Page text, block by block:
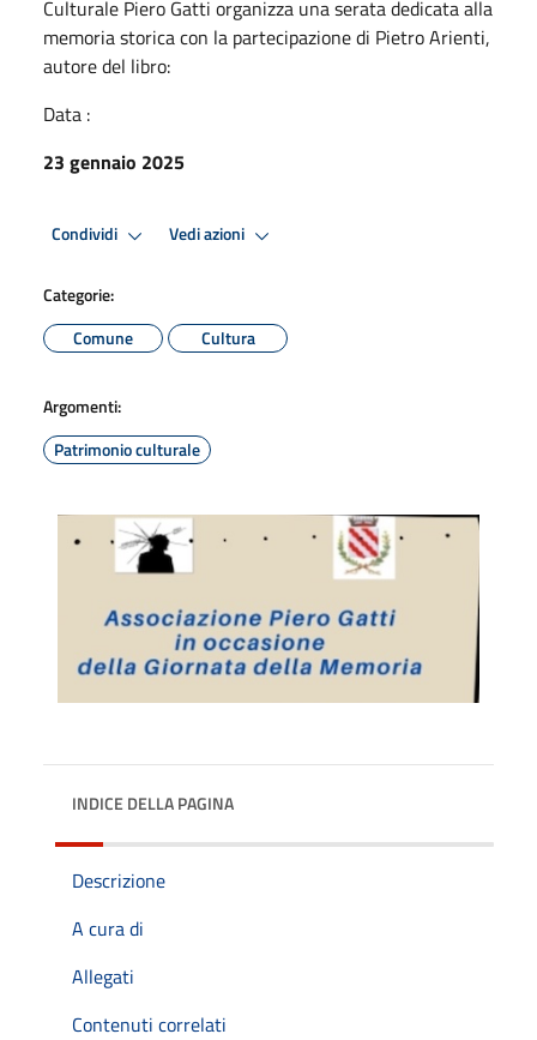
Culturale Piero Gatti organizza una serata dedicata alla
memoria storica con la partecipazione di Pietro Arienti,
autore del libro:
Data :
23 gennaio 2025
Condividi Vedi azioni
Categorie:
Comune
Cultura
Argomenti:
Patrimonio culturale
INDICE DELLA PAGINA
Descrizione
A cura di
Allegati
Contenuti correlati